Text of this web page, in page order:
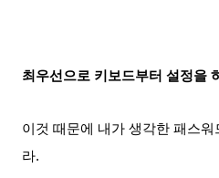
최우선으로 키보드부터 설정을
이것 때문에 내가 생각한 패스
라.